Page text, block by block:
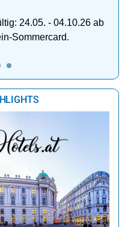
24.05. - 04.10.26 ab
Sommercard.